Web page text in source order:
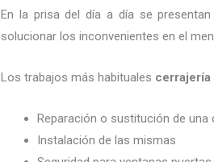
En la prisa del día a día se
solucionar los inconvenientes en el
Los trabajos más habituales
Reparación o sustitución de una
Instalación de las mismas